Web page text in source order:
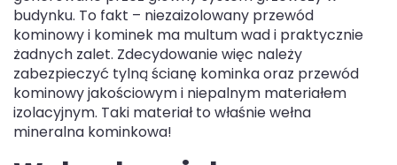
budynku. To fakt – niezaizolowany przewód
kominowy i kominek ma multum wad i praktycznie
żadnych zalet. Zdecydowanie więc należy
zabezpieczyć tylną ścianę kominka oraz przewód
kominowy jakościowym i niepalnym materiałem
izolacyjnym. Taki materiał to właśnie wełna
mineralna kominkowa!